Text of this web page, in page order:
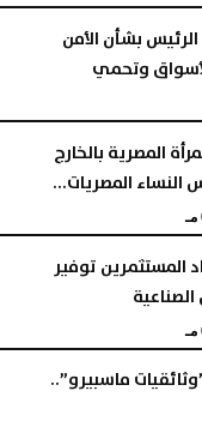
بشأن الأمن
وتحمي
المصرية بالخارج
المصريات...
المستثمرين توفير
ماسبيرو”..